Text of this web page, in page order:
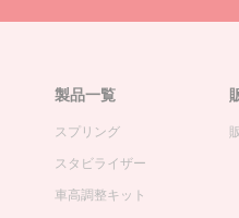
製品一覧
スプリング
スタビライザー
車高調整キット